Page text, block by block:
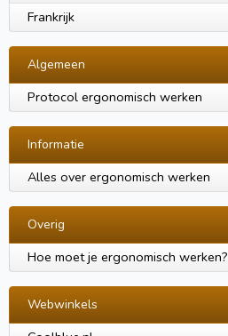
Frankrijk
Algemeen
Protocol ergonomisch werken
Informatie
Alles over ergonomisch werken
Overig
Hoe moet je ergonomisch werken?
Webwinkels